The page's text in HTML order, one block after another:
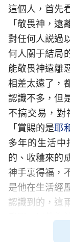
這個人，首先
「敬畏神，
對任何人説過
何人關于結局
能敬畏神遠離
相差太遠了，
認識不多，但
不搞交易，對
「賞賜的是耶
多年的生活中
的、收穫來的
神手裏得福，
是他在生活經
認識到的，這
個人在你們的